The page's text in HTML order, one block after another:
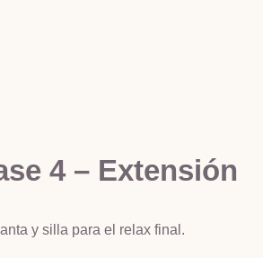
4 – Extensión
y silla para el relax final.